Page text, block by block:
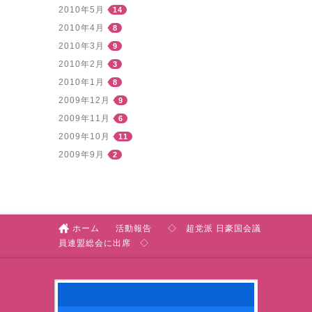
2010年5月 14
2010年4月 8
2010年3月 9
2010年2月 3
2010年1月 8
2009年12月 9
2009年11月 6
2009年10月 11
2009年9月 2
ホーム 活動報告
◇ 超党派 日豪国会議
員連盟総会に出席 ◇